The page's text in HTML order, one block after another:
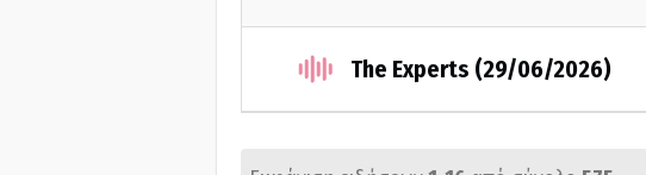
The Experts (29/06/2026)